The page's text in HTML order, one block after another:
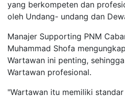
yang berkompeten dan
oleh Undang- undang dan
Manajer Supporting PNM
Muhammad Shofa
Wartawan ini penting,
Wartawan profesional.
"Wartawan itu memiliki